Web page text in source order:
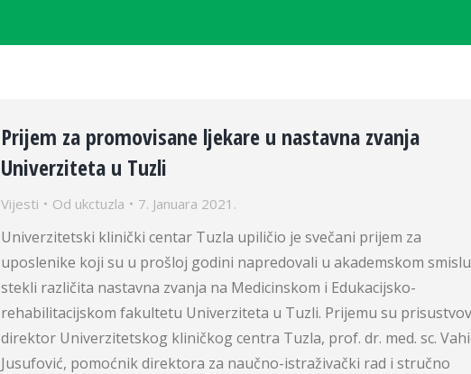
Prijem za promovisane ljekare u nastavna zvanja
Univerziteta u Tuzli
Vijesti Od ukctuzla 7. Januara 2021.
Univerzitetski klinički centar Tuzla upiličio je svečani prijem za
uposlenike koji su u prošloj godini napredovali u akademskom
stekli različita nastavna zvanja na Medicinskom i Edukacijsko-
rehabilitacijskom fakultetu Univerziteta u Tuzli. Prijemu su
direktor Univerzitetskog kliničkog centra Tuzla, prof. dr. med. sc.
Jusufović, pomoćnik direktora za naučno-istraživački rad i stručno